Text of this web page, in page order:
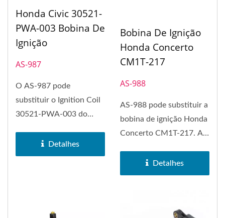
Honda Civic 30521-
PWA-003 Bobina De
Ignição
AS-987
O AS-987 pode
substituir o Ignition Coil
30521-PWA-003 do
Detalhes
Bobina De Ignição
Honda Concerto
CM1T-217
AS-988
AS-988 pode substituir a
bobina de ignição Honda
Concerto CM1T-217. A
Detalhes